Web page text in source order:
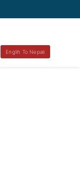
Englih To Nepali